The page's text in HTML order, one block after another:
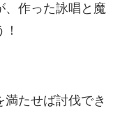
、作った詠唱と魔
たせば討伐でき